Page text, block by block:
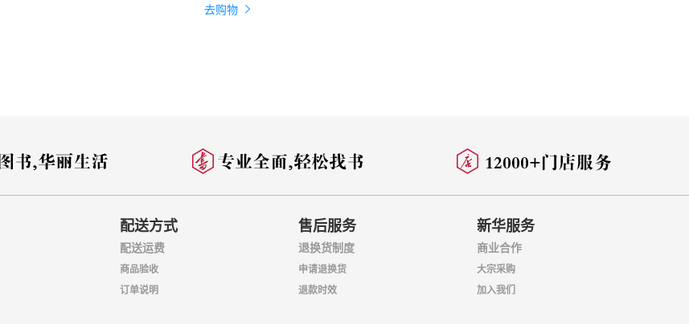
去购物
配送方式
配送运费
商品验收
订单说明
售后服务
退换货制度
申请退换货
退款时效
新华服务
商业合作
大宗采购
加入我们